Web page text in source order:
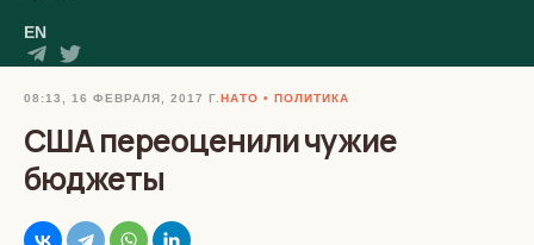
EN
08:13, 16 ФЕВРАЛЯ, 2017 Г. НАТО ПОЛИТИКА
США переоценили чужие
бюджеты